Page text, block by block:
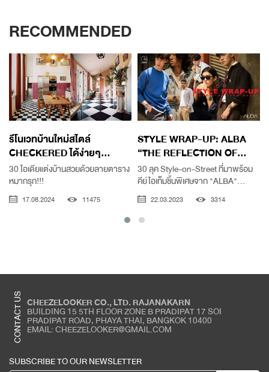
RECOMMENDED
รีโนเวทบ้านใหม่สไตล์
CHECKERED ได้ง่ายๆ...
30 ไอเดียแต่งบ้านสวยด้วยลายตาราง
หมากรุก!!!
17.08.2024 11475
STYLE WRAP-UP: ALBA
“THE REFLECTION OF...
30 ลุค Style-on-Street ที่มาพร้อม
คีย์ไอเท็มชิ้นพิเศษจาก "ALBA"...
22.03.2023 3314
CONTACT US CHEEZELOOKER CO., LTD. RAJANAKARN
BUILDING 15 5TH FLOOR ZONE B PRADIPAT 17 SOI
PRADIPAT ROAD, PHAYA THAI, BANGKOK 10400
EMAIL: CHEEZELOOKER@GMAIL.COM
SUBSCRIBE TO OUR NEWSLETTER